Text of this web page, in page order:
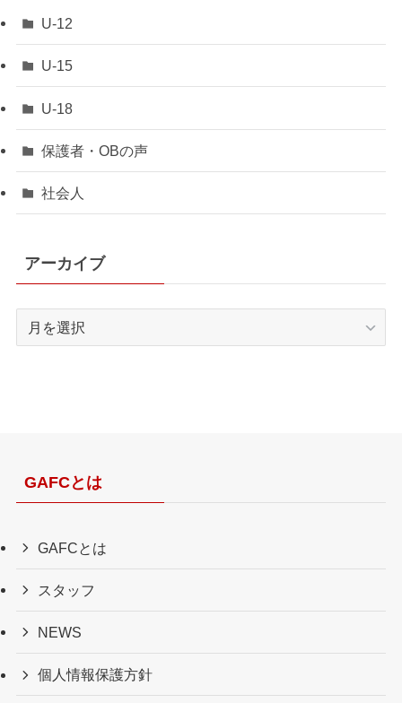
U-12
U-15
U-18
保護者・OBの声
社会人
アーカイブ
GAFCとは
GAFCとは
スタッフ
NEWS
個人情報保護方針